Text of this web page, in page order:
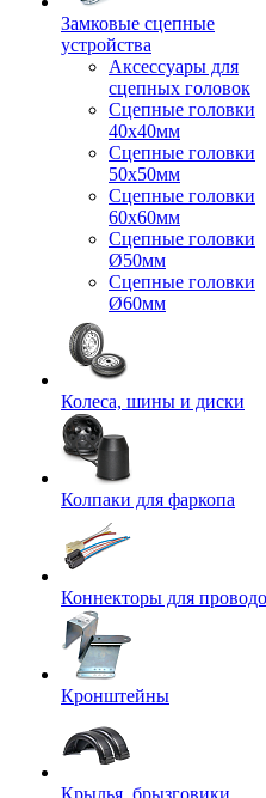
Замковые сцепные
устройства
Аксессуары для
сцепных головок
Сцепные головки
40x40мм
Сцепные головки
50x50мм
Сцепные головки
60x60мм
Сцепные головки
Ø50мм
Сцепные головки
Ø60мм
Колеса, шины и диски
Колпаки для фаркопа
Коннекторы для
Кронштейны
Крылья, брызговики,